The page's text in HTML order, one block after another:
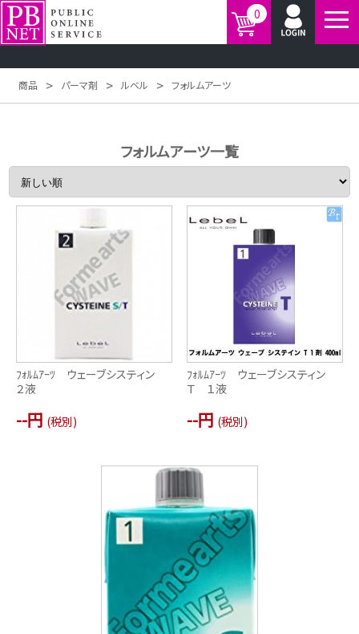
0
商品 > パーマ剤 > ルベル > フォルムアーツ
フォルムアーツ一覧
ﾌｫﾙﾑｱｰﾂ ウェーブシスティン
２液
--円 (税別)
ﾌｫﾙﾑｱｰﾂ ウェーブシスティン
Ｔ １液
--円 (税別)